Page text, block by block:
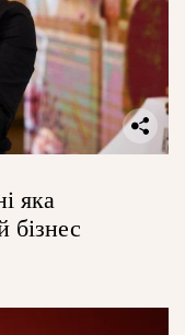
яка
бізнес